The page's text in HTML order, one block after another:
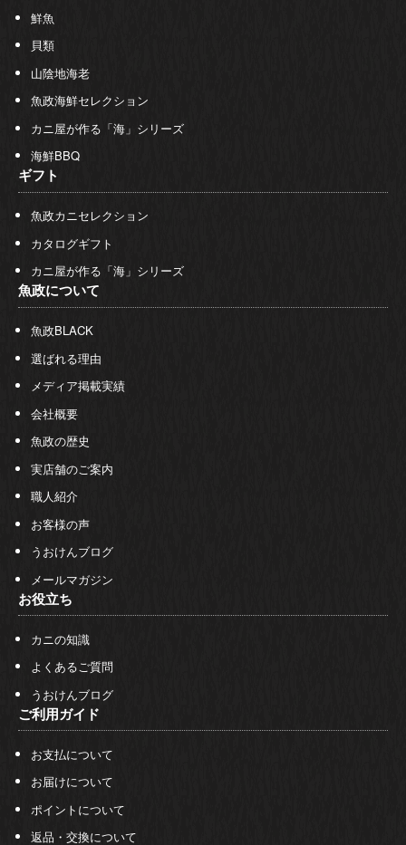
鮮魚
貝類
山陰地海老
魚政海鮮セレクション
カニ屋が作る「海」シリーズ
海鮮BBQ
ギフト
魚政カニセレクション
カタログギフト
カニ屋が作る「海」シリーズ
魚政について
魚政BLACK
選ばれる理由
メディア掲載実績
会社概要
魚政の歴史
実店舗のご案内
職人紹介
お客様の声
うおけんブログ
メールマガジン
お役立ち
カニの知識
よくあるご質問
うおけんブログ
ご利用ガイド
お支払について
お届けについて
ポイントについて
返品・交換について